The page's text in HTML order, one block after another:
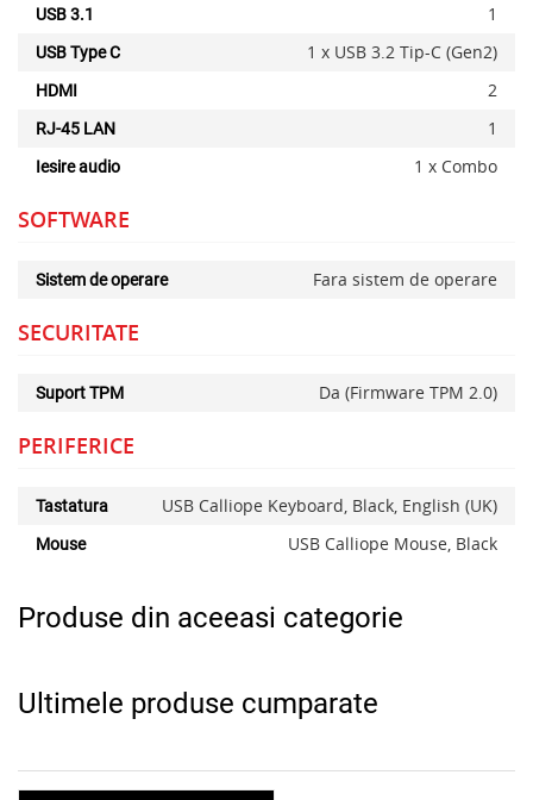
USB 3.1 1
USB Type C 1 x USB 3.2 Tip-C (Gen2)
HDMI 2
RJ-45 LAN 1
Iesire audio 1 x Combo
SOFTWARE
Sistem de operare Fara sistem de operare
SECURITATE
Suport TPM Da (Firmware TPM 2.0)
PERIFERICE
Tastatura USB Calliope Keyboard, Black, English (UK)
Mouse USB Calliope Mouse, Black
Produse din aceeasi categorie
Ultimele produse cumparate